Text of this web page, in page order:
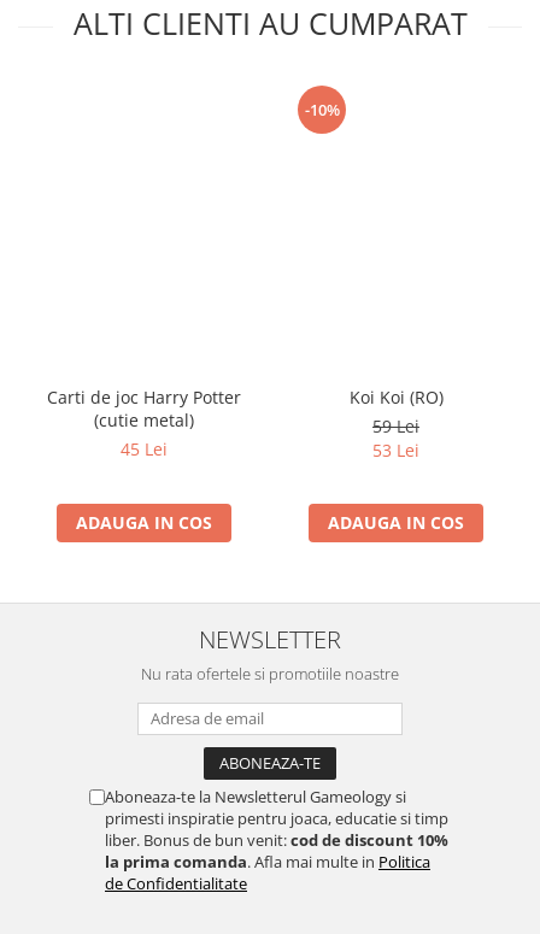
ALTI CLIENTI AU CUMPARAT
Carti de joc Harry Potter
(cutie metal)
45 Lei
ADAUGA IN COS
-10%
Koi Koi (RO)
59 Lei
53 Lei
ADAUGA IN COS
NEWSLETTER
Nu rata ofertele si promotiile noastre
Aboneaza-te la Newsletterul Gameology si
primesti inspiratie pentru joaca, educatie si timp
liber. Bonus de bun venit:cod de discount 10%
la prima comanda. Afla mai multe in Politica
de Confidentialitate